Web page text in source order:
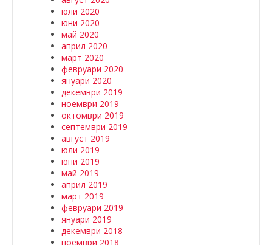
юли 2020
юни 2020
май 2020
април 2020
март 2020
февруари 2020
януари 2020
декември 2019
ноември 2019
октомври 2019
септември 2019
август 2019
юли 2019
юни 2019
май 2019
април 2019
март 2019
февруари 2019
януари 2019
декември 2018
ноември 2018